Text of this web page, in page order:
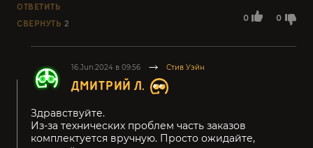
0 0
ОТВЕТИТЬ
СВЕРНУТЬ 2
16.Jun.2024 в 09:56 Стив Уэйн
ДМИТРИЙ Л.
Здравствуйте.
Из-за технических проблем часть заказов
комплектуется вручную. Просто ожидайте,